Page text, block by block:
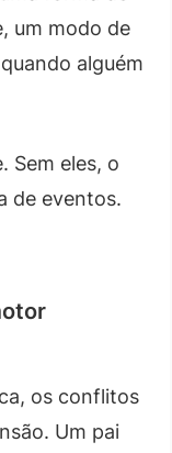
um modo de
alguém
Sem eles, o
de eventos.
os conflitos
Um pai